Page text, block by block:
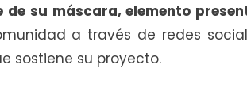
de su máscara, elemento
a través de redes
sostiene su proyecto.